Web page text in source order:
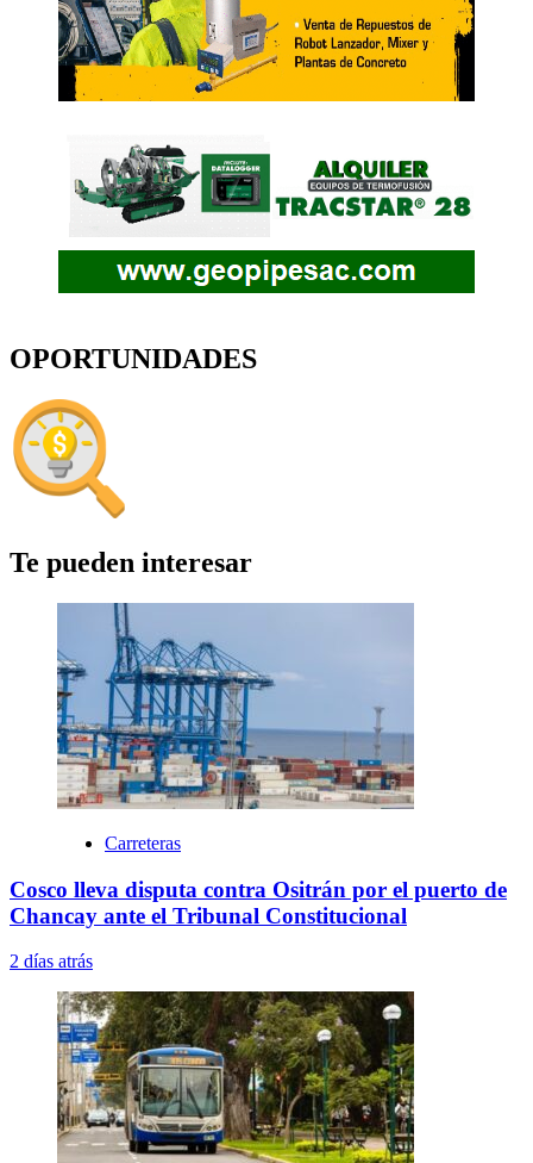
OPORTUNIDADES
Te pueden interesar
Carreteras
Cosco lleva disputa contra Ositrán por el puerto de
Chancay ante el Tribunal Constitucional
2 días atrás